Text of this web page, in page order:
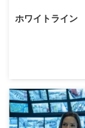
ホワイトライン